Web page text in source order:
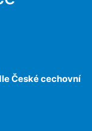
České cechovní